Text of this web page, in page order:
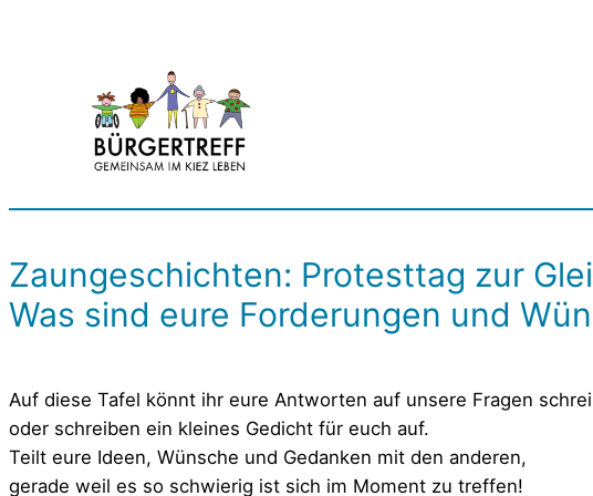
Zaungeschichten: Protesttag zur
Was sind eure Forderungen und
Auf diese Tafel könnt ihr eure Antworten auf unsere Fragen
oder schreiben ein kleines Gedicht für euch auf.
Teilt eure Ideen, Wünsche und Gedanken mit den anderen,
gerade weil es so schwierig ist sich im Moment zu treffen!